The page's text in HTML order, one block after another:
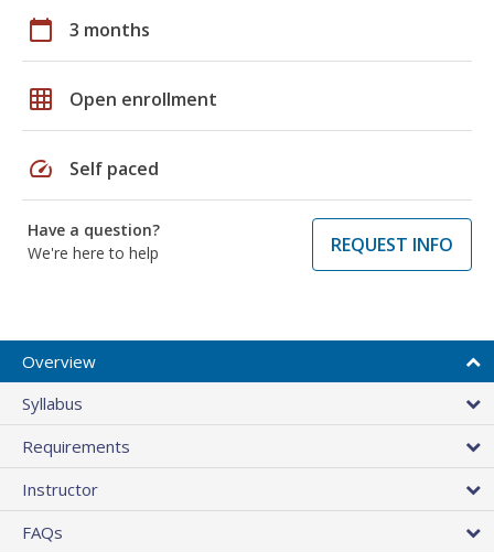
calendar_today 3 months
grid_on Open enrollment
speed Self paced
Have a question?
We're here to help
REQUEST INFO
Overview
Syllabus
Requirements
Instructor
FAQs